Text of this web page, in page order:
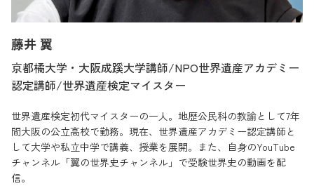
藤井 翼
京都橘大学・大阪成蹊大学講師/NPO世界遺産アカデミー
認定講師/世界遺産検定マイスター
世界遺産検定初代マイスターの一人。地歴公民科の教諭として7年
間大阪の公立高校で勤務。現在、世界遺産アカデミー認定講師と
して大学や私立中学で講義、授業を展開。また、自身のYouTube
チャンネル「翼の世界史チャンネル」で受験世界史の動画を配
信。